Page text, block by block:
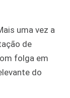
uma vez a
de
folga em
do